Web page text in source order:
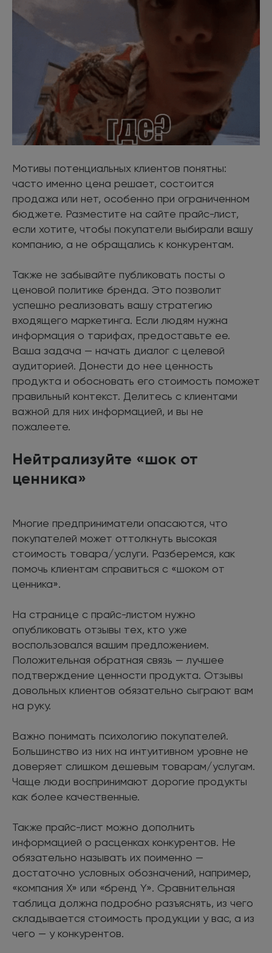
Мотивы потенциальных клиентов понятны:
часто именно цена решает, состоится
продажа или нет, особенно при ограниченном
бюджете. Разместите на сайте прайс-лист,
если хотите, чтобы покупатели выбирали вашу
компанию, а не обращались к конкурентам.
Также не забывайте публиковать посты о
ценовой политике бренда. Это позволит
успешно реализовать вашу стратегию
входящего маркетинга. Если людям нужна
информация о тарифах, предоставьте ее.
Ваша задача — начать диалог с целевой
аудиторией. Донести до нее ценность
продукта и обосновать его стоимость поможет
правильный контекст. Делитесь с клиентами
важной для них информацией, и вы не
пожалеете.
Нейтрализуйте «шок от
ценника»
Многие предприниматели опасаются, что
покупателей может оттолкнуть высокая
стоимость товара/услуги. Разберемся, как
помочь клиентам справиться с «шоком от
ценника».
На странице с прайс-листом нужно
опубликовать отзывы тех, кто уже
воспользовался вашим предложением.
Положительная обратная связь — лучшее
подтверждение ценности продукта. Отзывы
довольных клиентов обязательно сыграют вам
на руку.
Важно понимать психологию покупателей.
Большинство из них на интуитивном уровне не
доверяет слишком дешевым товарам/услугам.
Чаще люди воспринимают дорогие продукты
как более качественные.
Также прайс-лист можно дополнить
информацией о расценках конкурентов. Не
обязательно называть их поименно —
достаточно условных обозначений, например,
«компания X» или «бренд Y». Сравнительная
таблица должна подробно разъяснять, из чего
складывается стоимость продукции у вас, а из
чего — у конкурентов.